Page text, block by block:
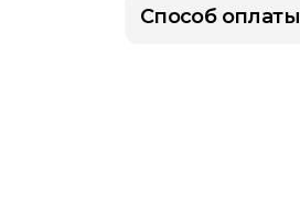
Способ оплаты